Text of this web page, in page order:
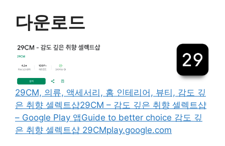
다운로드
29CM, 의류, 액세서리, 홈 인테리어, 뷰티, 감도 깊
은 취향 셀렉트샵29CM – 감도 깊은 취향 셀렉트샵
– Google Play 앱Guide to better choice 감도 깊
은 취향 셀렉트샵 29CMplay.google.com